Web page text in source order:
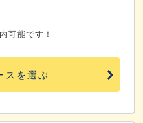
能です！
スを選ぶ